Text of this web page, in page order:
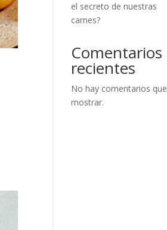
el secreto de nuestras
carnes?
Comentarios
recientes
No hay comentarios que
mostrar.